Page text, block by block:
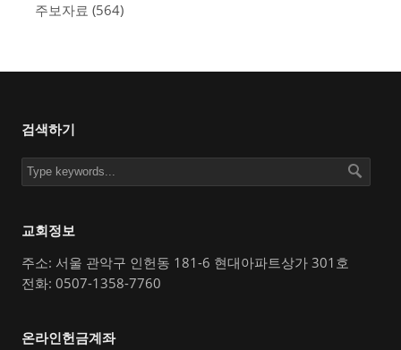
주보자료 (564)
검색하기
교회정보
주소: 서울 관악구 인헌동 181-6 현대아파트상가 301호
전화: 0507-1358-7760
온라인헌금계좌